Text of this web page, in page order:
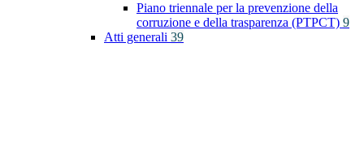
Piano triennale per la prevenzione della
corruzione e della trasparenza (PTPCT) 9
Atti generali 39